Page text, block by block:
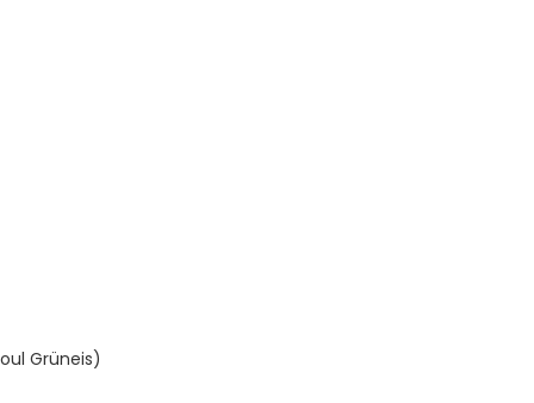
Grüneis)